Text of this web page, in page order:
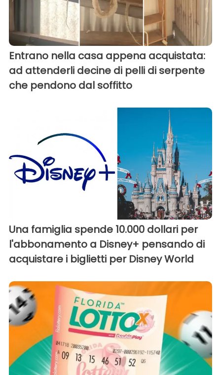
Entrano nella casa appena acquistata:
ad attenderli decine di pelli di serpente
che pendono dal soffitto
Una famiglia spende 10.000 dollari per
l'abbonamento a Disney+ pensando di
acquistare i biglietti per Disney World